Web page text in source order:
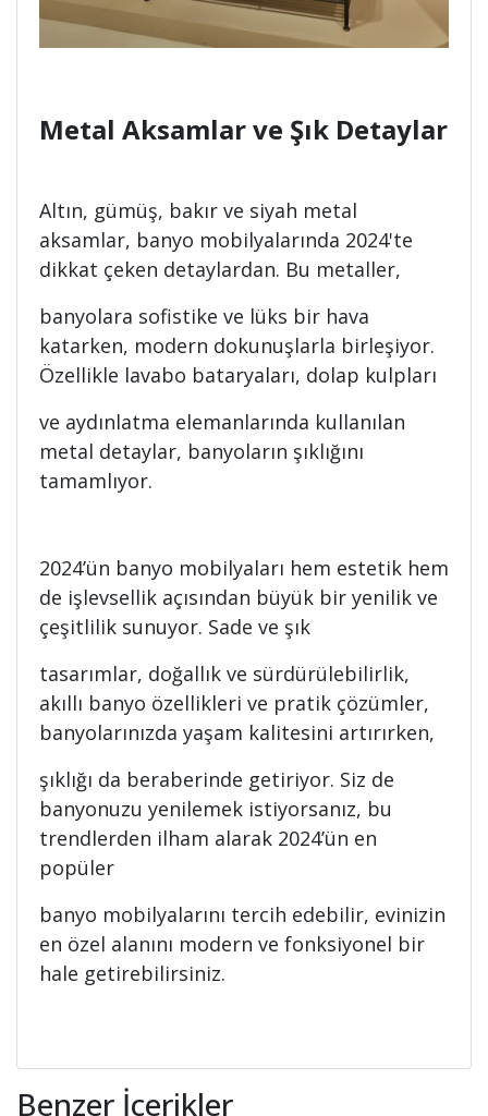
Metal Aksamlar ve Şık Detaylar
Altın, gümüş, bakır ve siyah metal
aksamlar, banyo mobilyalarında 2024'te
dikkat çeken detaylardan. Bu metaller,
banyolara sofistike ve lüks bir hava
katarken, modern dokunuşlarla birleşiyor.
Özellikle lavabo bataryaları, dolap kulpları
ve aydınlatma elemanlarında kullanılan
metal detaylar, banyoların şıklığını
tamamlıyor.
2024’ün banyo mobilyaları hem estetik hem
de işlevsellik açısından büyük bir yenilik ve
çeşitlilik sunuyor. Sade ve şık
tasarımlar, doğallık ve sürdürülebilirlik,
akıllı banyo özellikleri ve pratik çözümler,
banyolarınızda yaşam kalitesini artırırken,
şıklığı da beraberinde getiriyor. Siz de
banyonuzu yenilemek istiyorsanız, bu
trendlerden ilham alarak 2024’ün en
popüler
banyo mobilyalarını tercih edebilir, evinizin
en özel alanını modern ve fonksiyonel bir
hale getirebilirsiniz.
Benzer İçerikler